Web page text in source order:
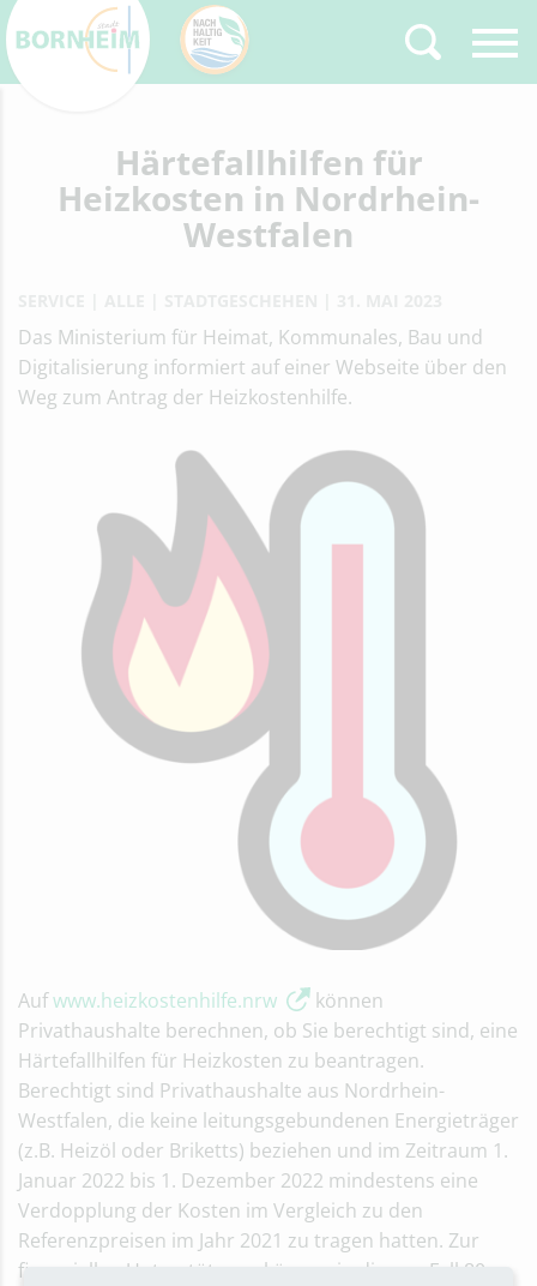
Type 2 or more
characters for results.
Härtefallhilfen für
Heizkosten in Nordrhein-
Westfalen
Das Ministerium für Heimat, Kommunales, Bau und
Digitalisierung informiert auf einer Webseite über den
Weg zum Antrag der Heizkostenhilfe.
Aufwww.heizkostenhilfe.nrw
können
Privathaushalte berechnen, ob Sie berechtigt sind, eine
Härtefallhilfen für Heizkosten zu beantragen.
Berechtigt sind Privathaushalte aus Nordrhein-
Westfalen, die keine leitungsgebundenen Energieträger
(z.B. Heizöl oder Briketts) beziehen und im Zeitraum 1.
Januar 2022 bis 1. Dezember 2022 mindestens eine
Verdopplung der Kosten im Vergleich zu den
Referenzpreisen im Jahr 2021 zu tragen hatten. Zur
finanziellen Unterstützung können in diesem Fall 80